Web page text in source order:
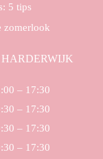
5 tips
zomerlook
– 17:30
– 17:30
– 17:30
– 17:30